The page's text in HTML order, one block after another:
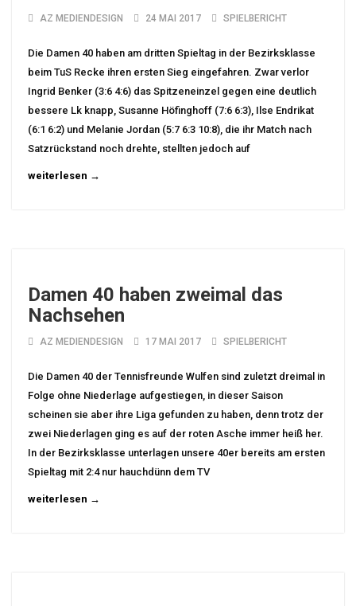
AZ MEDIENDESIGN 24 MAI 2017 SPIELBERICHT
Die Damen 40 haben am dritten Spieltag in der Bezirksklasse
beim TuS Recke ihren ersten Sieg eingefahren. Zwar verlor
Ingrid Benker (3:6 4:6) das Spitzeneinzel gegen eine deutlich
bessere Lk knapp, Susanne Höfinghoff (7:6 6:3), Ilse Endrikat
(6:1 6:2) und Melanie Jordan (5:7 6:3 10:8), die ihr Match nach
Satzrückstand noch drehte, stellten jedoch auf
weiterlesen →
Damen 40 haben zweimal das
Nachsehen
AZ MEDIENDESIGN 17 MAI 2017 SPIELBERICHT
Die Damen 40 der Tennisfreunde Wulfen sind zuletzt dreimal in
Folge ohne Niederlage aufgestiegen, in dieser Saison
scheinen sie aber ihre Liga gefunden zu haben, denn trotz der
zwei Niederlagen ging es auf der roten Asche immer heiß her.
In der Bezirksklasse unterlagen unsere 40er bereits am ersten
Spieltag mit 2:4 nur hauchdünn dem TV
weiterlesen →